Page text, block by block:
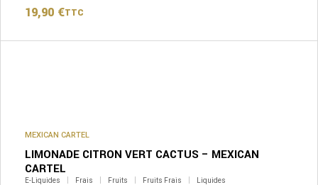
19,90 €TTC
MEXICAN CARTEL
LIMONADE CITRON VERT CACTUS – MEXICAN
CARTEL
E-Liquides Frais Fruits Fruits Frais Liquides